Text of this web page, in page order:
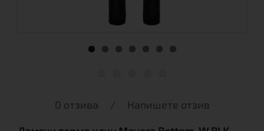
0 отзива / Напишете отзив